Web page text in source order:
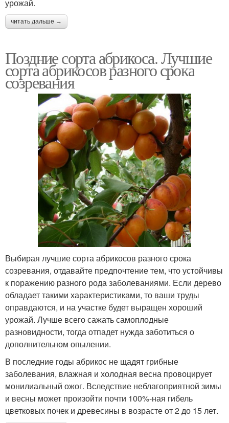
урожай.
читать дальше →
Поздние сорта абрикоса. Лучшие
сорта абрикосов разного срока
созревания
Выбирая лучшие сорта абрикосов разного срока
созревания, отдавайте предпочтение тем, что устойчивы
к поражению разного рода заболеваниями. Если дерево
обладает такими характеристиками, то ваши труды
оправдаются, и на участке будет выращен хороший
урожай. Лучше всего сажать самоплодные
разновидности, тогда отпадет нужда заботиться о
дополнительном опылении.
В последние годы абрикос не щадят грибные
заболевания, влажная и холодная весна провоцирует
монилиальный ожог. Вследствие неблагоприятной зимы
и весны может произойти почти 100%-ная гибель
цветковых почек и древесины в возрасте от 2 до 15 лет.